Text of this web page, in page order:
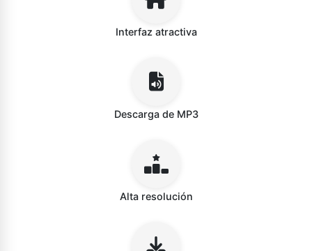
Interfaz atractiva
Descarga de MP3
Alta resolución